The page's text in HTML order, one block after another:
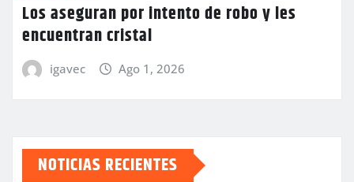
Los aseguran por intento de robo y les
encuentran cristal
igavec Ago 1, 2026
NOTICIAS RECIENTES